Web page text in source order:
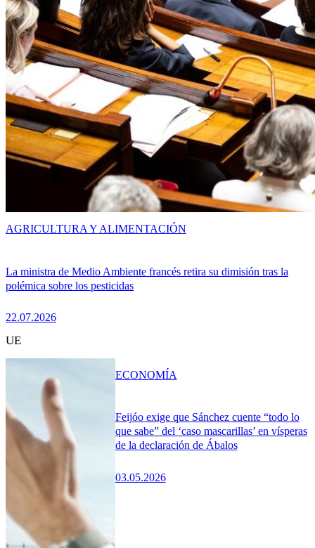
La ministra de Medio Ambiente francés retira su dimisión tras la
polémica sobre los pesticidas
22.07.2026
AGRICULTURA Y ALIMENTACIÓN
UE
Feijóo exige que Sánchez cuente “todo lo
que sabe” del ‘caso mascarillas’ en vísperas
de la declaración de Ábalos
03.05.2026
ECONOMÍA